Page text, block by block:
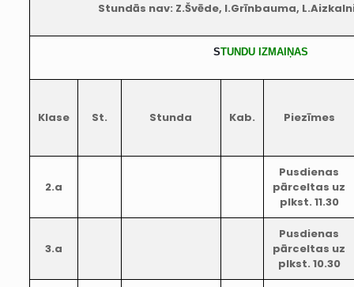
Stundās nav: Z.Švēde, I.Grīnbauma,
STUNDU IZMAIŅAS
Klase St. Stunda Kab. Piezīmes
2.a
Pusdienas
pārceltas uz
plkst. 11.30
3.a
Pusdienas
pārceltas uz
plkst. 10.30